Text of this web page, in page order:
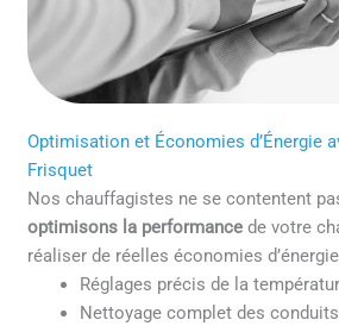
Optimisation et Économies d’Énergie
Frisquet
Nos chauffagistes ne se contentent
optimisons la performance de votre
réaliser de réelles économies
Réglages précis de la
Nettoyage complet des